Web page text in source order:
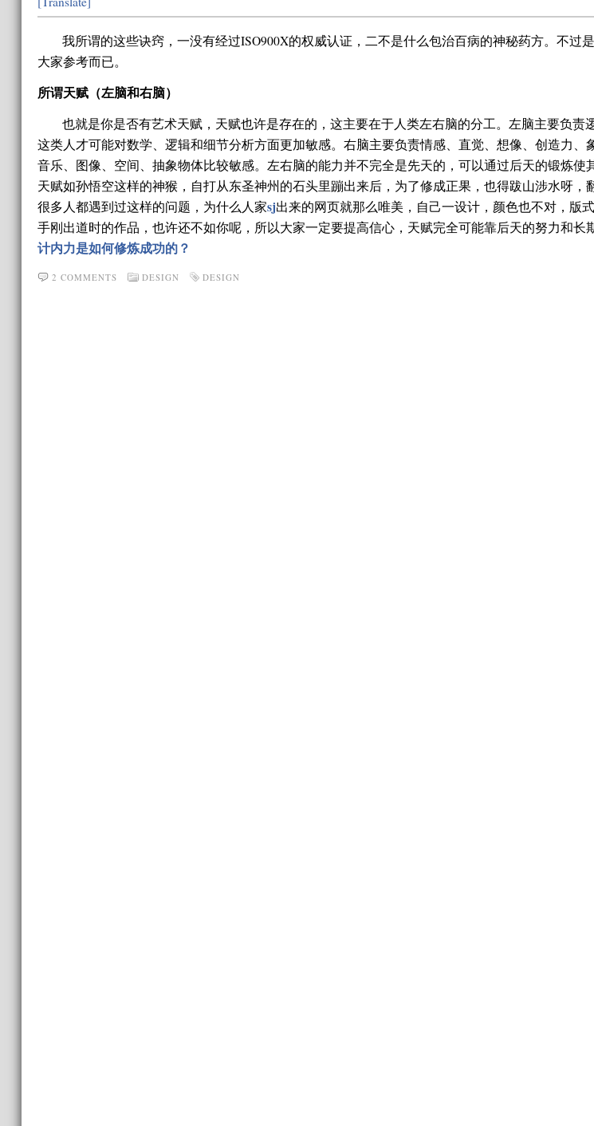
我所谓的这些诀窍，一没有经过ISO900X的权威认证，二不是什么包治百病的神秘药方。不过
大家参考而已。
所谓天赋（左脑和右脑）
也就是你是否有艺术天赋，天赋也许是存在的，这主要在于人类左右脑的分工。左脑主要负责
这类人才可能对数学、逻辑和细节分析方面更加敏感。右脑主要负责情感、直觉、想像、创造力
音乐、图像、空间、抽象物体比较敏感。左右脑的能力并不完全是先天的，可以通过后天的锻炼
天赋如孙悟空这样的神猴，自打从东圣神州的石头里蹦出来后，为了修成正果，也得跋山涉水呀，
很多人都遇到过这样的问题，为什么人家sj出来的网页就那么唯美，自己一设计，颜色也不对，版
手刚出道时的作品，也许还不如你呢，所以大家一定要提高信心，天赋完全可能靠后天的努力和长
计内力是如何修炼成功的？
2 COMMENTS DESIGN DESIGN